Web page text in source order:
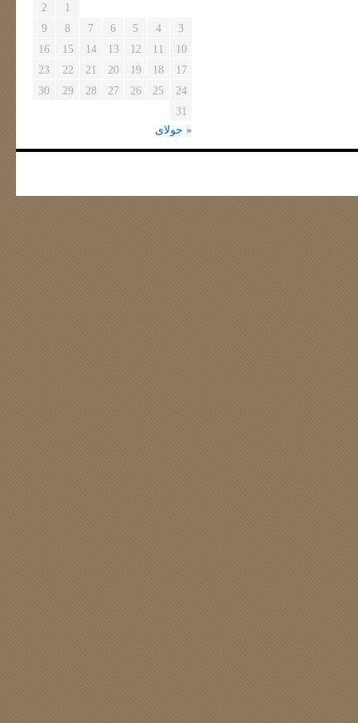
1
2
3
4
5
6
7
8
9
10
11
12
13
14
15
16
17
18
19
20
21
22
23
24
25
26
27
28
29
30
31
« جولای